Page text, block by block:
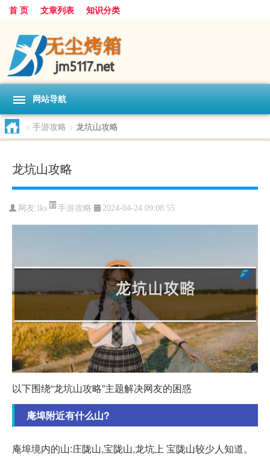
首 页 文章列表 知识分类
网站导航
> 手游攻略 > 龙坑山攻略
龙坑山攻略
网友:lks 手游攻略 2024-04-24 09:08:55
以下围绕“龙坑山攻略”主题解决网友的困惑
庵埠附近有什么山?
庵埠境内的山:庄陇山,宝陇山,龙坑上 宝陇山较少人知道。